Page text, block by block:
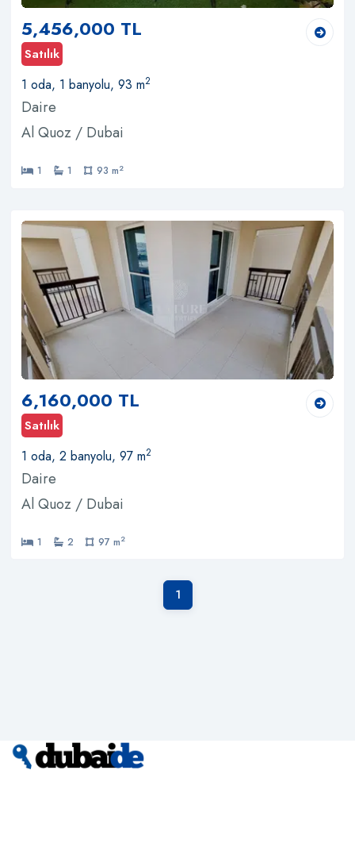
5,456,000 TL
Satılık
1 oda, 1 banyolu, 93 m2
Daire
Al Quoz / Dubai
1 1 93 m2
6,160,000 TL
Satılık
1 oda, 2 banyolu, 97 m2
Daire
Al Quoz / Dubai
1 2 97 m2
1